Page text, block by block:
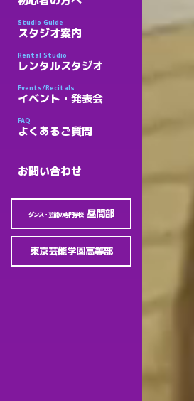
Studio Guide
スタジオ案内
Rental Studio
レンタルスタジオ
Events/Recitals
イベント・発表会
FAQ
よくあるご質問
お問い合わせ
ダンス・芸能の専門学校 昼間部
東京芸能学園高等部